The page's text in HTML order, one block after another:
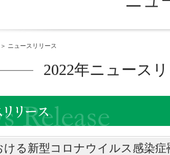
ニュースリリース
2022年ニュース
ける新型コロナウイルス感染症